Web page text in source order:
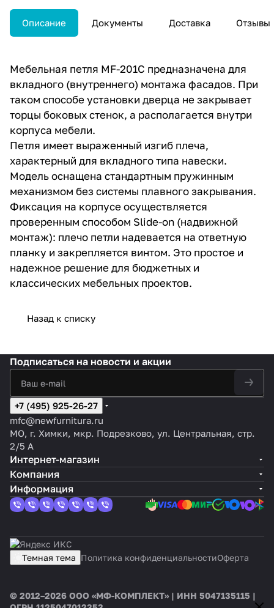
Описание Документы Доставка Отзывы
Мебельная петля MF-201C предназначена для
вкладного (внутреннего) монтажа фасадов. При
таком способе установки дверца не закрывает
торцы боковых стенок, а располагается внутри
корпуса мебели.
Петля имеет выраженный изгиб плеча,
характерный для вкладного типа навески.
Модель оснащена стандартным пружинным
механизмом без системы плавного закрывания.
Фиксация на корпусе осуществляется
проверенным способом Slide-on (надвижной
монтаж): плечо петли надевается на ответную
планку и закрепляется винтом. Это простое и
надежное решение для бюджетных и
классических мебельных проектов.
Назад к списку
Подписаться на новости и акции
+7 (495) 925-26-27
mfc@newfurnitura.ru
МО, г. Химки, мкр. Подрезково, ул. Центральная, стр.
2/5 А
Интернет-магазин
Компания
Информация
Темная тема Политика конфиденциальностиОферта
© 2012–2026 ООО «МФ-КОМПЛЕКТ» | ИНН 5047135115 |